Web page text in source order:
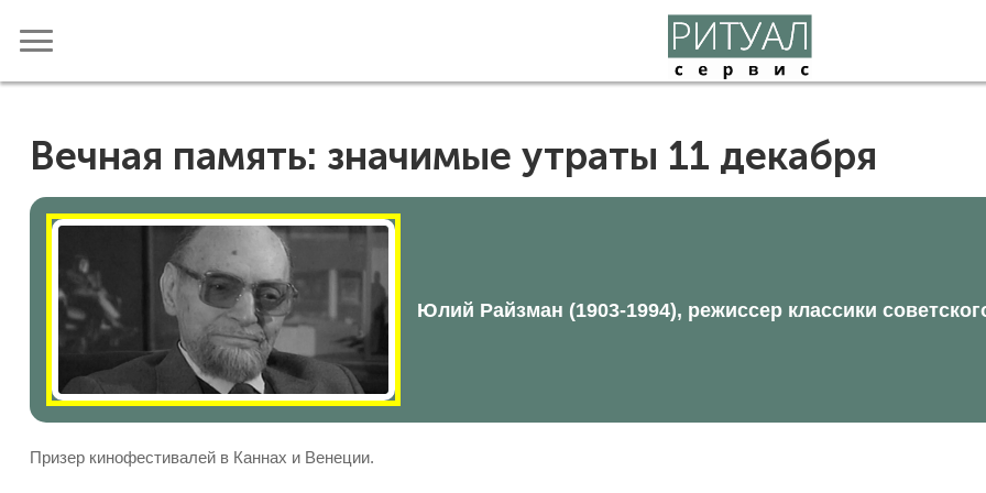
Вечная память: значимые утраты 11 декабря
Юлий Райзман (1903-1994), режиссер классики
Призер кинофестивалей в Каннах и Венеции.